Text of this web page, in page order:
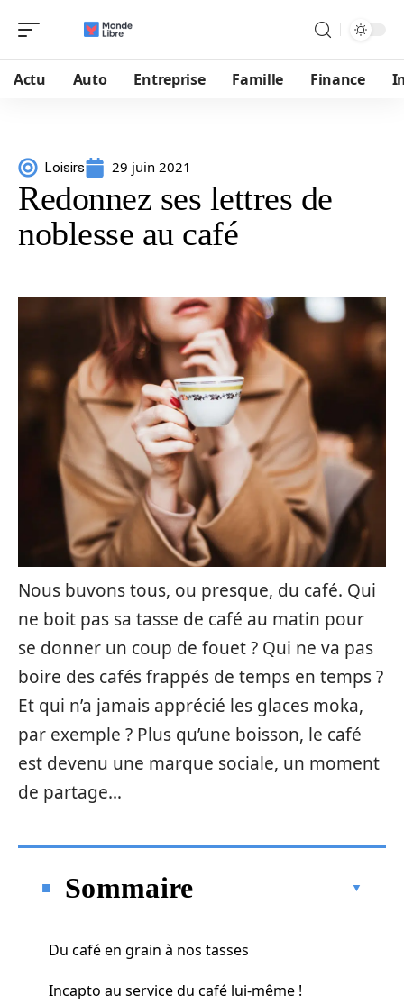
Actu Auto Entreprise Famille Finance
Loisirs 29 juin 2021
Redonnez ses lettres de
noblesse au café
Nous buvons tous, ou presque, du café. Qui
ne boit pas sa tasse de café au matin pour
se donner un coup de fouet ? Qui ne va pas
boire des cafés frappés de temps en temps ?
Et qui n’a jamais apprécié les glaces moka,
par exemple ? Plus qu’une boisson, le café
est devenu une marque sociale, un moment
de partage…
Sommaire
Du café en grain à nos tasses
Incapto au service du café lui-même !